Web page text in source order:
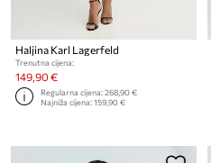
Haljina Karl Lagerfeld
Trenutna cijena:
149,90 €
Regularna cijena:268,90 €
Najniža cijena:159,90 €